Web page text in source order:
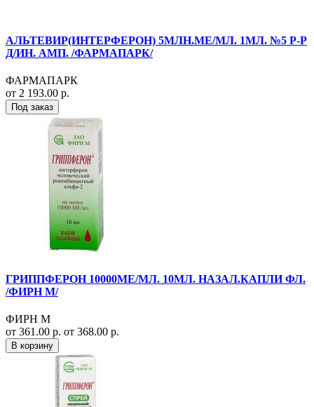
АЛЬТЕВИР(ИНТЕРФЕРОН) 5МЛН.МЕ/МЛ. 1МЛ. №5 Р-Р
Д/ИН. АМП. /ФАРМАПАРК/
ФАРМАПАРК
от 2 193.00 р.
Под заказ
ГРИППФЕРОН 10000МЕ/МЛ. 10МЛ. НАЗАЛ.КАПЛИ ФЛ.
/ФИРН М/
ФИРН М
от 361.00 р. от 368.00 р.
В корзину